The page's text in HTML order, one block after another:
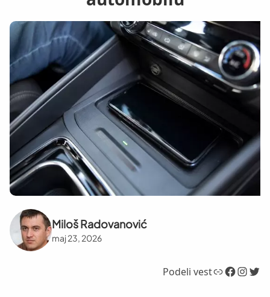
Miloš Radovanović
maj 23, 2026
Podeli vestLink Facebook InstagramTwitter